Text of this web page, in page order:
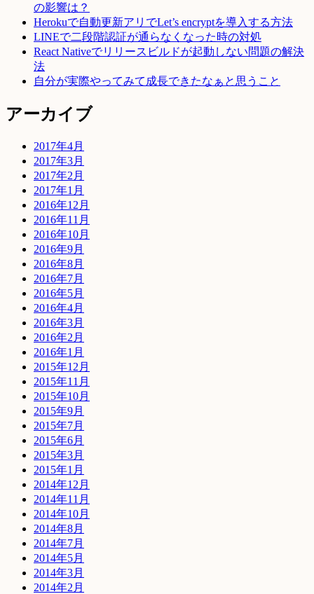
の影響は？
Herokuで自動更新アリでLet’s encryptを導入する方法
LINEで二段階認証が通らなくなった時の対処
React Nativeでリリースビルドが起動しない問題の解決
法
自分が実際やってみて成長できたなぁと思うこと
アーカイブ
2017年4月
2017年3月
2017年2月
2017年1月
2016年12月
2016年11月
2016年10月
2016年9月
2016年8月
2016年7月
2016年5月
2016年4月
2016年3月
2016年2月
2016年1月
2015年12月
2015年11月
2015年10月
2015年9月
2015年7月
2015年6月
2015年3月
2015年1月
2014年12月
2014年11月
2014年10月
2014年8月
2014年7月
2014年5月
2014年3月
2014年2月